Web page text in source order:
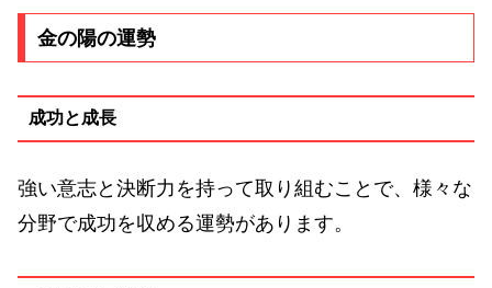
金の陽の運勢
成功と成長
強い意志と決断力を持って取り組むことで、様々な
分野で成功を収める運勢があります。